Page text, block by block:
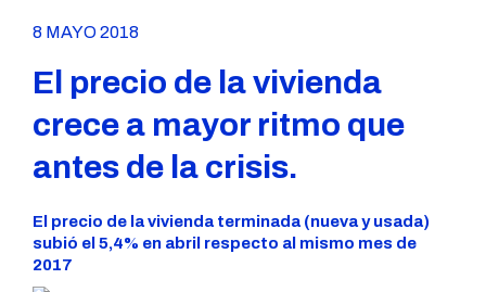
8 MAYO 2018
El precio de la vivienda
crece a mayor ritmo que
antes de la crisis.
El precio de la vivienda terminada (nueva y usada)
subió el 5,4% en abril respecto al mismo mes de
2017